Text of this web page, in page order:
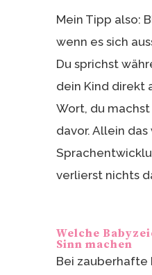
Mein Tipp also:
wenn es sich
Du sprichst
dein Kind direkt
Wort, du machst
davor. Allein
verlierst nichts
Welche
Sinn machen
Bei zauberhafte